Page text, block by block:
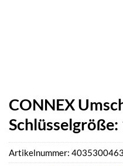
CONNEX
Artikelnummer: